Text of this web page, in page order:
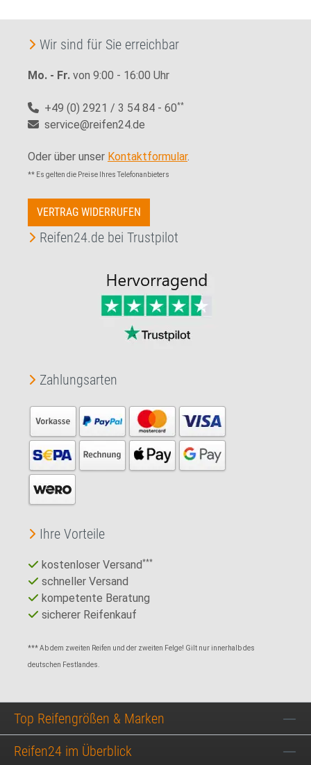
Wir sind für Sie erreichbar
Mo. - Fr. von 9:00 - 16:00 Uhr
+49 (0) 2921 / 3 54 84 - 60**
service@reifen24.de
Oder über unser Kontaktformular.
** Es gelten die Preise Ihres Telefonanbieters
VERTRAG WIDERRUFEN
Reifen24.de bei Trustpilot
Zahlungsarten
Ihre Vorteile
kostenloser Versand***
schneller Versand
kompetente Beratung
sicherer Reifenkauf
*** Ab dem zweiten Reifen und der zweiten Felge! Gilt nur innerhalb des
deutschen Festlandes.
Top Reifengrößen & Marken
Reifen24 im Überblick